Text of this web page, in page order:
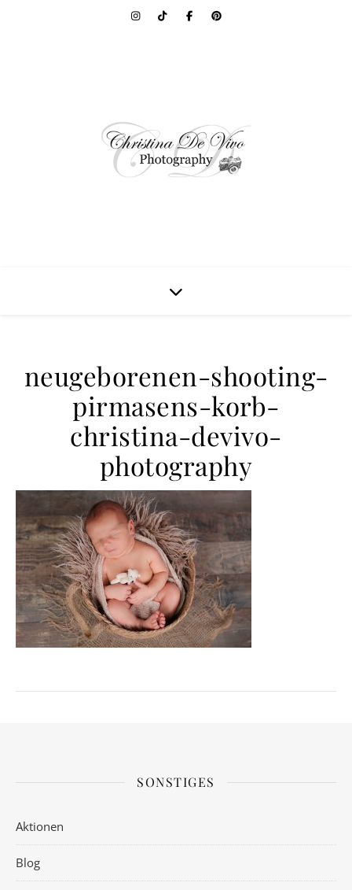
neugeborenen-shooting-
pirmasens-korb-
christina-devivo-
photography
SONSTIGES
Aktionen
Blog